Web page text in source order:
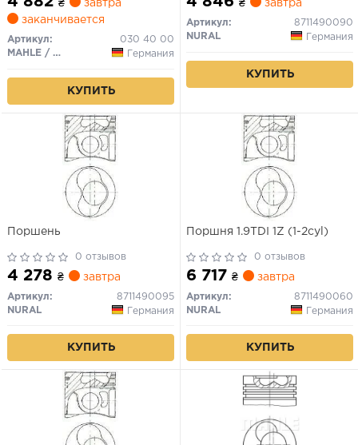
₴
завтра
заканчивается
Артикул:
030 40 00
MAHLE / KNECHT
Германия
КУПИТЬ
₴ завтра
Артикул:
8711490090
NURAL
Германия
КУПИТЬ
Поршень
0 отзывов
4 278 ₴ завтра
Артикул:
8711490095
NURAL
Германия
КУПИТЬ
Поршня 1.9TDI 1Z (1-2cyl)
0 отзывов
6 717 ₴ завтра
Артикул:
8711490060
NURAL
Германия
КУПИТЬ